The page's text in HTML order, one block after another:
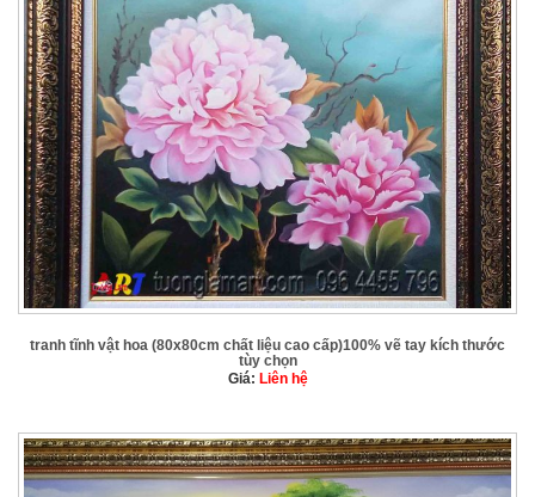
tranh tĩnh vật hoa (80x80cm chất liệu cao cấp)100% vẽ tay kích thước
tùy chọn
Giá: Liên hệ